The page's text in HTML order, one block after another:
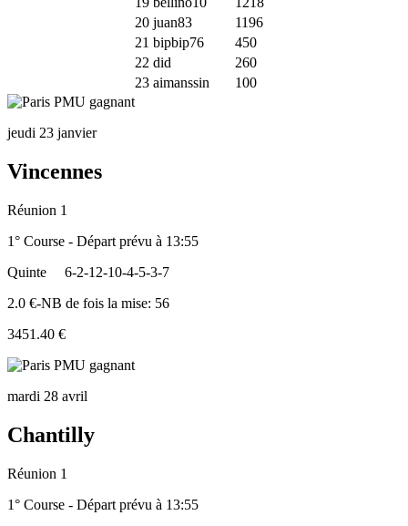
20 juan83
1196
21 bipbip76
450
22 did
260
23 aimanssin 100
jeudi 23 janvier
Vincennes
Réunion 1
1° Course - Départ prévu à 13:55
Quinte
6-2-12-10-4-5-3-7
2.0 €-NB de fois la mise: 56
3451.40 €
mardi 28 avril
Chantilly
Réunion 1
1° Course - Départ prévu à 13:55